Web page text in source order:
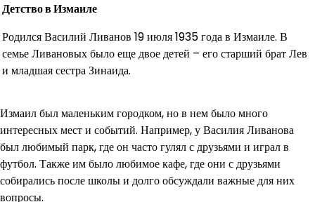
Детство в Измаиле
Родился Василий Ливанов 19 июля 1935 года в Измаиле. В
семье Ливановых было еще двое детей – его старший брат Лев
и младшая сестра Зинаида.
Измаил был маленьким городком, но в нем было много
интересных мест и событий. Например, у Василия Ливанова
был любимый парк, где он часто гулял с друзьями и играл в
футбол. Также им было любимое кафе, где они с друзьями
собирались после школы и долго обсуждали важные для них
вопросы.